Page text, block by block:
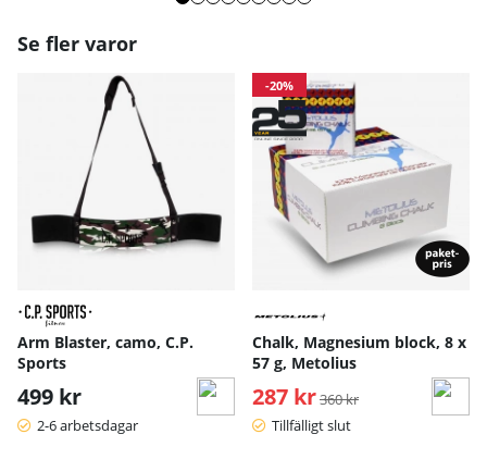
Se fler varor
Arm Blaster, camo, C.P.
Sports
499 kr
2-6 arbetsdagar
-20%
Chalk, Magnesium block, 8 x
57 g, Metolius
287 kr Ordinarie pris:
360 kr
Tillfälligt slut